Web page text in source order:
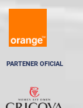
PARTENER OFICIAL